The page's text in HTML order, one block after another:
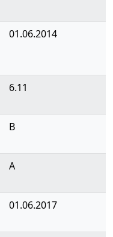
01.06.2014
6.11
B
A
01.06.2017